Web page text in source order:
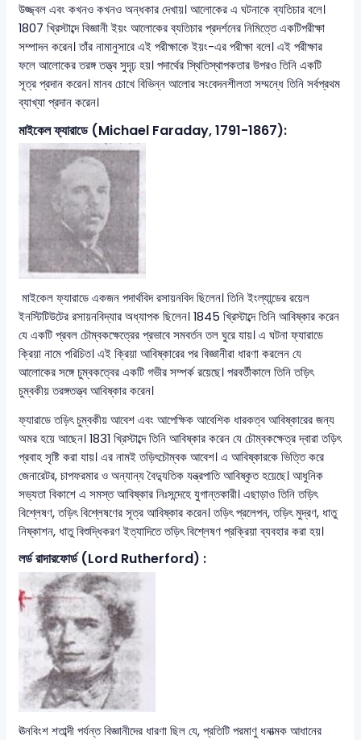
উজ্জ্বল এবং কখনও কখনও অন্ধকার দেখায়। আলোকের এ ঘটনাকে ব্যতিচার বলে।
1807 খ্রিস্টাব্দে বিজ্ঞানী ইয়ং আলোকের ব্যতিচার প্রদর্শনের নিমিত্তে একটিপরীক্ষা
সম্পাদন করেন। তাঁর নামানুসারে এই পরীক্ষাকে ইয়ং-এর পরীক্ষা বলে। এই পরীক্ষার
ফলে আলোকের তরঙ্গ তত্ত্ব সুদৃঢ় হয়। পদার্থের স্থিতিস্থাপকতার উপরও তিনি একটি
সূত্র প্রদান করেন। মানব চোখে বিভিন্ন আলোর সংবেদনশীলতা সম্মন্ধে তিনি সর্বপ্রথম
ব্যাখ্যা প্রদান করেন।
মাইকেল ফ্যারাডে (Michael Faraday, 1791-1867):
মাইকেল ফ্যারাডে একজন পদার্থবিদ রসায়নবিদ ছিলেন। তিনি ইংল্যান্ডের রয়েল
ইনস্টিটিউটের রসায়নবিদ্যার অধ্যাপক ছিলেন। 1845 খ্রিস্টাব্দে তিনি আবিষ্কার করেন
যে একটি প্রবল চৌম্বকক্ষেত্রের প্রভাবে সমবর্তন তল ঘুরে যায়। এ ঘটনা ফ্যারাডে
ক্রিয়া নামে পরিচিত। এই ক্রিয়া আবিষ্কারের পর বিজ্ঞানীরা ধারণা করলেন যে
আলোকের সঙ্গে চুম্বকত্বের একটি গভীর সম্পর্ক রয়েছে। পরবর্তীকালে তিনি তড়িৎ
চুম্বকীয় তরঙ্গতত্ত্ব আবিষ্কার করেন।
ফ্যারাডে তড়িৎ চুম্বকীয় আবেশ এবং আপেক্ষিক আবেশিক ধারকত্ব আবিষ্কারের জন্য
অমর হয়ে আছেন। 1831 খ্রিস্টাব্দে তিনি আবিষ্কার করেন যে চৌম্বকক্ষেত্র দ্বারা তড়িৎ
প্রবাহ সৃষ্টি করা যায়। এর নামই তড়িৎচৌম্বক আবেশ। এ আবিষ্কারকে ভিত্তি করে
জেনারেটর, চাপফরমার ও অন্যান্য বৈদ্যুতিক যন্ত্রপাতি আবিষ্কৃত হয়েছে। আধুনিক
সভ্যতা বিকাশে এ সমস্ত আবিষ্কার নিঃসন্দেহে যুগান্তকারী। এছাড়াও তিনি তড়িৎ
বিশ্লেষণ, তড়িৎ বিশ্লেষণের সূত্র আবিষ্কার করেন। তড়িৎ প্রলেপন, তড়িৎ মুদ্রণ, ধাতু
নিষ্কাশন, ধাতু বিশুদ্ধিকরণ ইত্যাদিতে তড়িৎ বিশ্লেষণ প্রক্রিয়া ব্যবহার করা হয়।
লর্ড রাদারফোর্ড (Lord Rutherford) :
ঊনবিংশ শতাব্দী পর্যন্ত বিজ্ঞানীদের ধারণা ছিল যে, প্রতিটি পরমাণু ধনাত্মক আধানের